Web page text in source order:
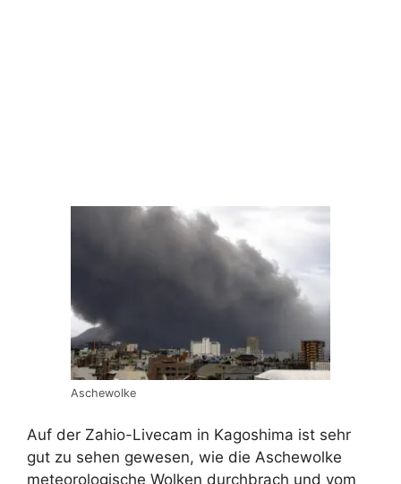
Aschewolke
Auf der Zahio-Livecam in Kagoshima ist sehr
gut zu sehen gewesen, wie die Aschewolke
meteorologische Wolken durchbrach und vom